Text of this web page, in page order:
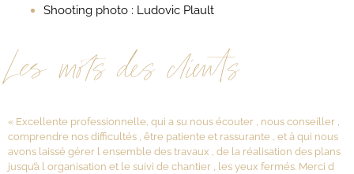
Shooting photo : Ludovic Plault
Les mots des clients
« Excellente professionnelle, qui a su nous écouter , nous conseiller ,
comprendre nos difficultés , être patiente et rassurante , et à qui nous
avons laissé gérer l ensemble des travaux , de la réalisation des plans
jusqu’à l organisation et le suivi de chantier , les yeux fermés. Merci d